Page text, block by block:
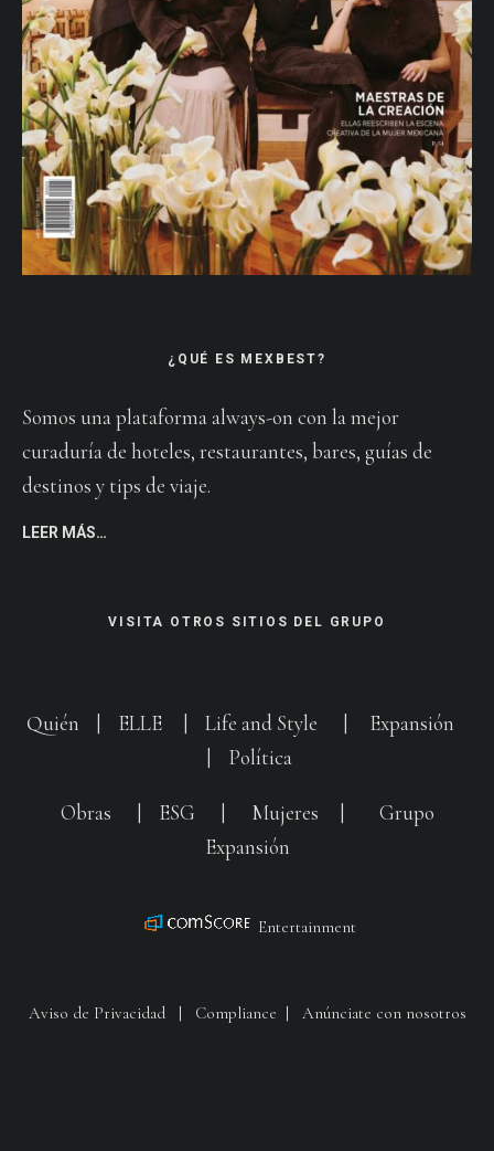
¿QUÉ ES MEXBEST?
Somos una plataforma always-on con la mejor
curaduría de hoteles, restaurantes, bares, guías de
destinos y tips de viaje.
LEER MÁS…
VISITA OTROS SITIOS DEL GRUPO
Quién ELLE Life and Style
Expansión
Política
Obras ESG Mujeres
Grupo
Expansión
Entertainment
Aviso de Privacidad| Compliance | Anúnciate con nosotros